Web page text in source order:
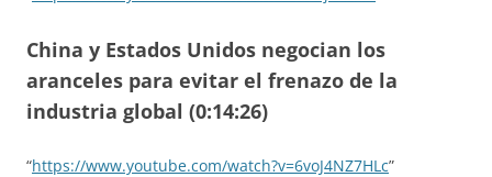
China y Estados Unidos negocian los
aranceles para evitar el frenazo de la
industria global (0:14:26)
“https://www.youtube.com/watch?v=6voJ4NZ7HLc”